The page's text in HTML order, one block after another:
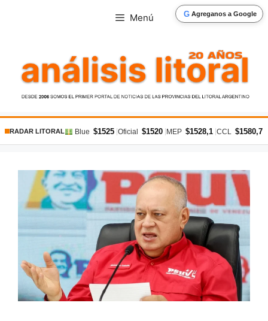
G Agreganos a Google
Menú
RADAR LITORAL Blue $1525 Oficial $1520 MEP $1528,1 CCL $1580,7